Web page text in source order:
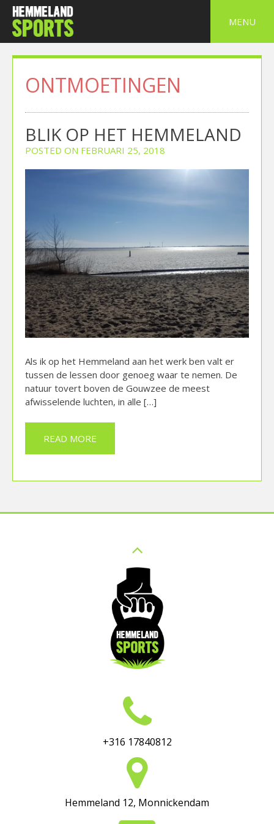
Skip
content
MENU
ONTMOETINGEN
BLIK OP HET HEMMELAND
POSTED ON FEBRUARI 25, 2018
Als ik op het Hemmeland aan het werk ben valt er
tussen de lessen door genoeg waar te nemen. De
natuur tovert boven de Gouwzee de meest
afwisselende luchten, in alle […]
READ MORE
+316 17840812
Hemmeland 12, Monnickendam